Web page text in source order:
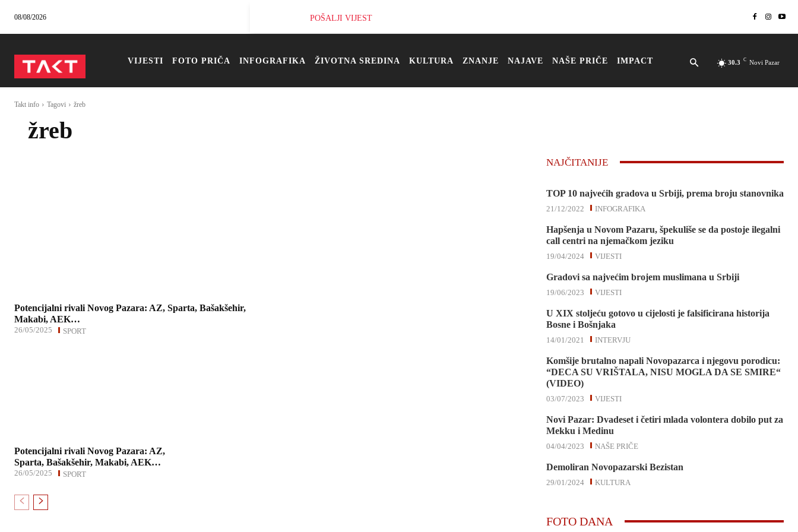
08/08/2026 POŠALJI VIJEST
VIJESTI FOTO PRIČA INFOGRAFIKA ŽIVOTNA SREDINA KULTURA ZNANJE NAJAVE NAŠE PRIČE IMPACT 30.3 C Novi Pazar
Takt info Tagovi žreb
žreb
Potencijalni rivali Novog Pazara: AZ, Sparta, Bašakšehir,
Makabi, AEK…
SPORT
26/05/2025
Potencijalni rivali Novog Pazara: AZ,
Sparta, Bašakšehir, Makabi, AEK…
SPORT
26/05/2025
NAJČITANIJE
TOP 10 najvećih gradova u Srbiji, prema broju stanovnika
INFOGRAFIKA
21/12/2022
Hapšenja u Novom Pazaru, špekuliše se da postoje ilegalni
call centri na njemačkom jeziku
VIJESTI
19/04/2024
Gradovi sa najvećim brojem muslimana u Srbiji
VIJESTI
19/06/2023
U XIX stoljeću gotovo u cijelosti je falsificirana historija
Bosne i Bošnjaka
INTERVJU
14/01/2021
Komšije brutalno napali Novopazarca i njegovu porodicu:
“DECA SU VRIŠTALA, NISU MOGLA DA SE SMIRE“
(VIDEO)
VIJESTI
03/07/2023
Novi Pazar: Dvadeset i četiri mlada volontera dobilo put za
Mekku i Medinu
NAŠE PRIČE
04/04/2023
Demoliran Novopazarski Bezistan
KULTURA
29/01/2024
FOTO DANA